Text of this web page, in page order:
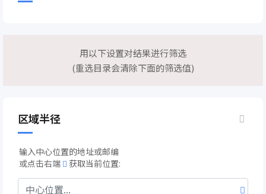
用以下设置对结果进行筛选
(重选目录会清除下面的筛选值)
区域半径
输入中心位置的地址或邮编
或点击右端
获取当前位置: